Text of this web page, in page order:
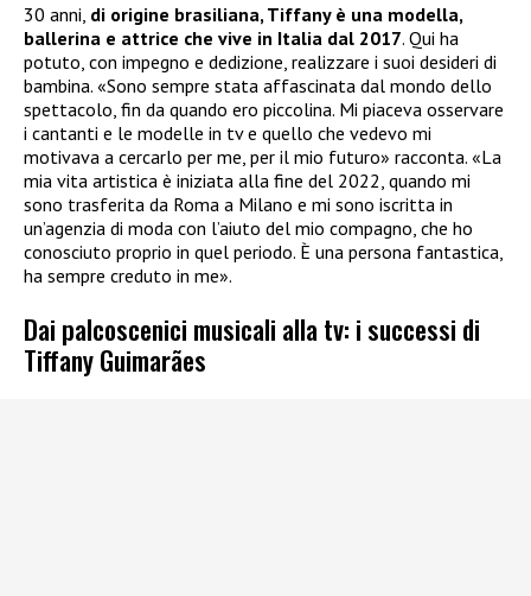
30 anni, di origine brasiliana, Tiffany è una modella,
ballerina e attrice che vive in Italia dal 2017. Qui ha
potuto, con impegno e dedizione, realizzare i suoi desideri di
bambina. «Sono sempre stata affascinata dal mondo dello
spettacolo, fin da quando ero piccolina. Mi piaceva osservare
i cantanti e le modelle in tv e quello che vedevo mi
motivava a cercarlo per me, per il mio futuro» racconta. «La
mia vita artistica è iniziata alla fine del 2022, quando mi
sono trasferita da Roma a Milano e mi sono iscritta in
un’agenzia di moda con l’aiuto del mio compagno, che ho
conosciuto proprio in quel periodo. È una persona fantastica,
ha sempre creduto in me».
Dai palcoscenici musicali alla tv: i successi di
Tiffany Guimarães